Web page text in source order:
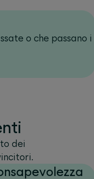
o che passano i
dei